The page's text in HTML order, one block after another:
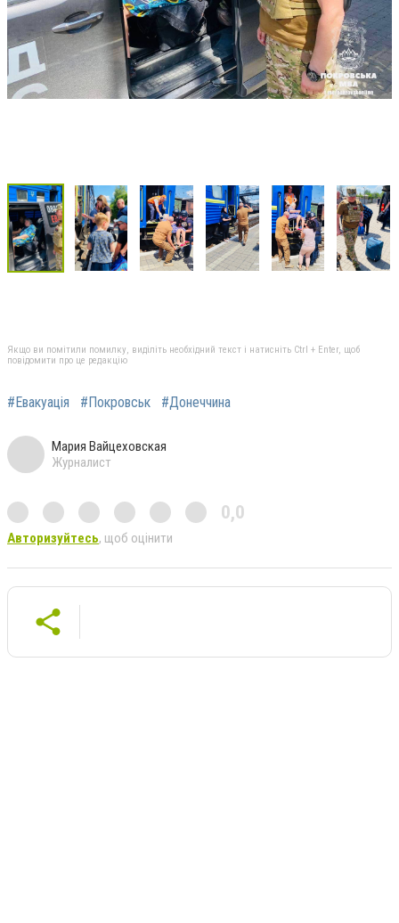
Якщо ви помітили помилку, виділіть необхідний текст і натисніть Ctrl + Enter, щоб
повідомити про це редакцію
#Евакуація #Покровськ #Донеччина
Мария Вайцеховская
Журналист
0,0
Авторизуйтесь, щоб оцінити